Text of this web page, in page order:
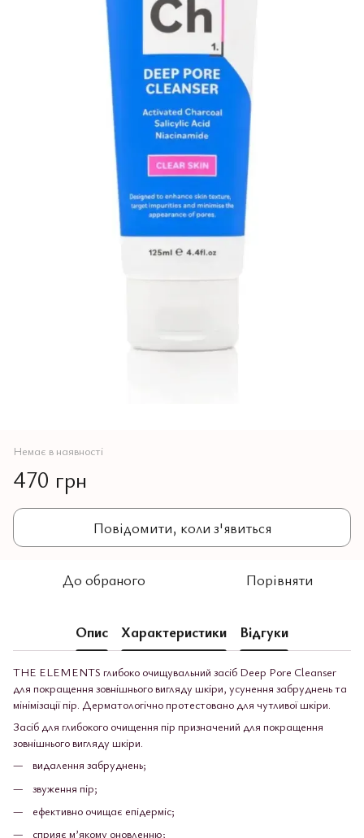
Немає в наявності
470 грн
Повідомити, коли з'явиться
До обраного Порівняти
Опис Характеристики Відгуки
THE ELEMENTS глибоко очищувальний засіб Deep Pore Cleanser
для покращення зовнішнього вигляду шкіри, усунення забруднень та
мінімізації пір. Дерматологічно протестовано для чутливої шкіри.
Засіб для глибокого очищення пір призначений для покращення
зовнішнього вигляду шкіри.
видалення забруднень;
звуження пір;
ефективно очищає епідерміс;
сприяє м’якому оновленню;